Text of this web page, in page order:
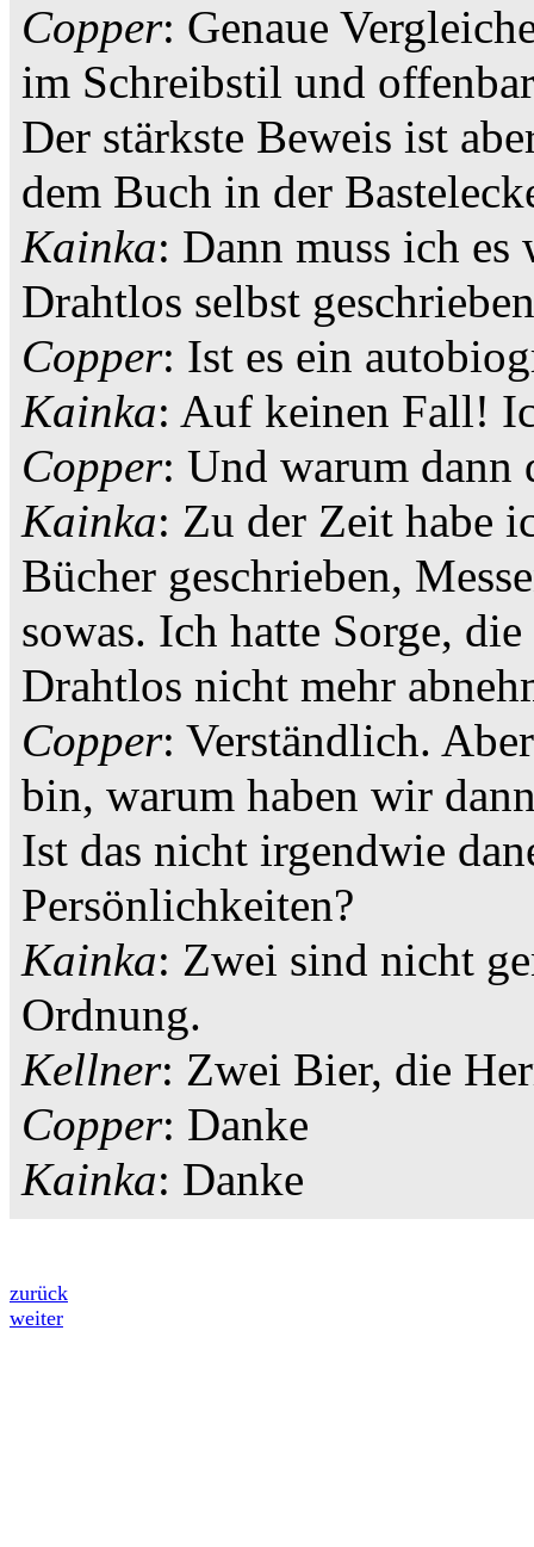
Copper: Genaue
im Schreibstil und
Der stärkste Beweis ist
dem Buch in der
Kainka: Dann muss ich es
Drahtlos selbst
Copper: Ist es ein
Kainka: Auf keinen Fall!
Copper: Und warum dann
Kainka: Zu der Zeit habe
Bücher geschrieben,
sowas. Ich hatte Sorge,
Drahtlos nicht mehr
Copper: Verständlich.
bin, warum haben wir
Ist das nicht irgendwie
Persönlichkeiten?
Kainka: Zwei sind nicht
Ordnung.
Kellner: Zwei Bier, die
Copper: Danke
Kainka: Danke
zurück
weiter